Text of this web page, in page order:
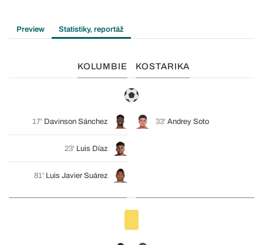
Preview Statistiky, reportáž
KOLUMBIE KOSTARIKA
17' Davinson Sánchez 33' Andrey Soto
23' Luis Díaz
81' Luis Javier Suárez